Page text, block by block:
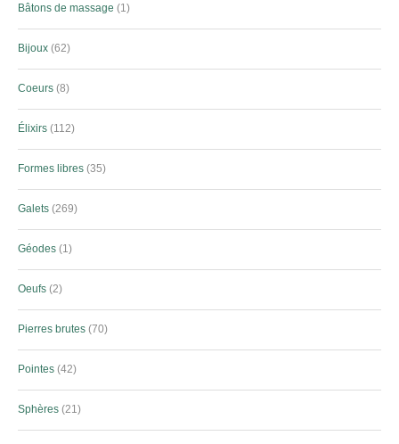
Bâtons de massage 1
Bijoux 62
Coeurs 8
Élixirs 112
Formes libres 35
Galets 269
Géodes 1
Oeufs 2
Pierres brutes 70
Pointes 42
Sphères 21